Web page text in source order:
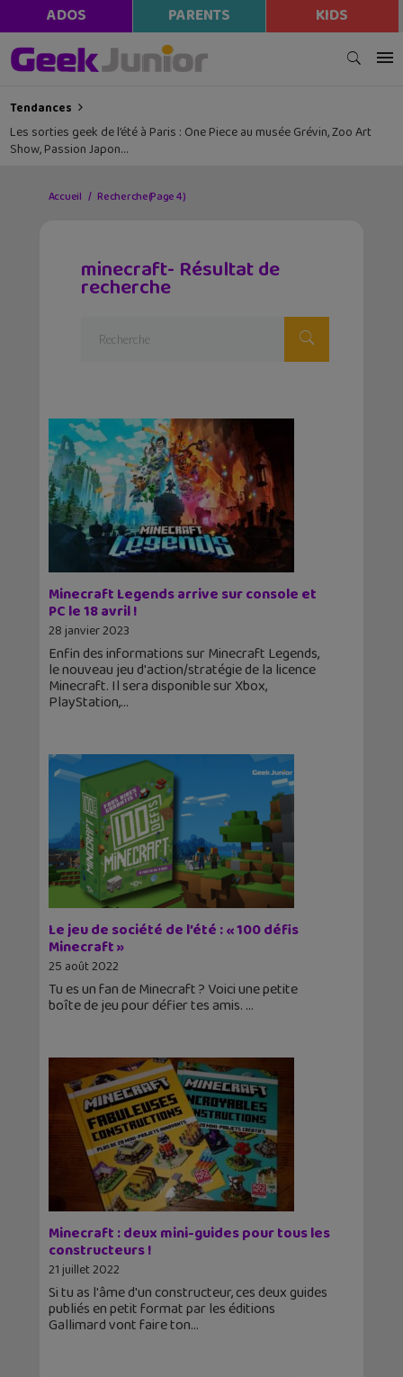
ADOS PARENTS KIDS
Tendances
Les sorties geek de l’été à Paris : One Piece au musée Grévin, Zoo Art
Show, Passion Japon…
Accueil Recherche(Page 4)
minecraft- Résultat de
recherche
Minecraft Legends arrive sur console et
PC le 18 avril !
28 janvier 2023
Enfin des informations sur Minecraft Legends,
le nouveau jeu d'action/stratégie de la licence
Minecraft. Il sera disponible sur Xbox,
PlayStation,
Le jeu de société de l’été : « 100 défis
Minecraft »
25 août 2022
Tu es un fan de Minecraft ? Voici une petite
boîte de jeu pour défier tes amis.
Minecraft : deux mini-guides pour tous les
constructeurs !
21 juillet 2022
Si tu as l'âme d'un constructeur, ces deux guides
publiés en petit format par les éditions
Gallimard vont faire ton